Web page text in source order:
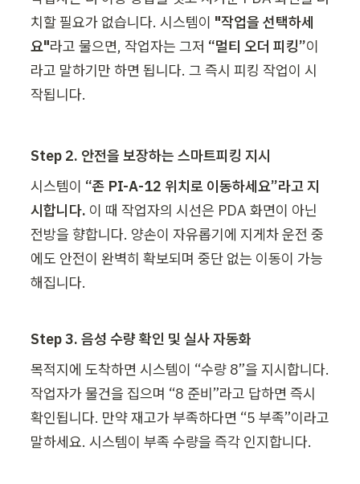
치할 필요가 없습니다. 시스템이 "작업을 선택하세
요"라고 물으면, 작업자는 그저 “멀티 오더 피킹”이
라고 말하기만 하면 됩니다. 그 즉시 피킹 작업이 시
작됩니다.
Step 2. 안전을 보장하는 스마트피킹 지시
시스템이 “존 PI-A-12 위치로 이동하세요”라고 지
시합니다. 이 때 작업자의 시선은 PDA 화면이 아닌
전방을 향합니다. 양손이 자유롭기에 지게차 운전 중
에도 안전이 완벽히 확보되며 중단 없는 이동이 가능
해집니다.
Step 3. 음성 수량 확인 및 실사 자동화
목적지에 도착하면 시스템이 “수량 8”을 지시합니다.
작업자가 물건을 집으며 “8 준비”라고 답하면 즉시
확인됩니다. 만약 재고가 부족하다면 “5 부족”이라고
말하세요. 시스템이 부족 수량을 즉각 인지합니다.